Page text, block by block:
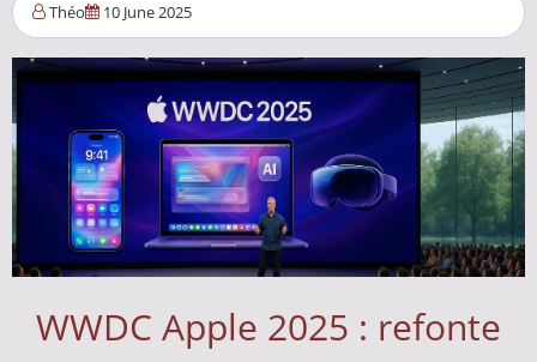
Théo 10 June 2025
WWDC Apple 2025 : refonte